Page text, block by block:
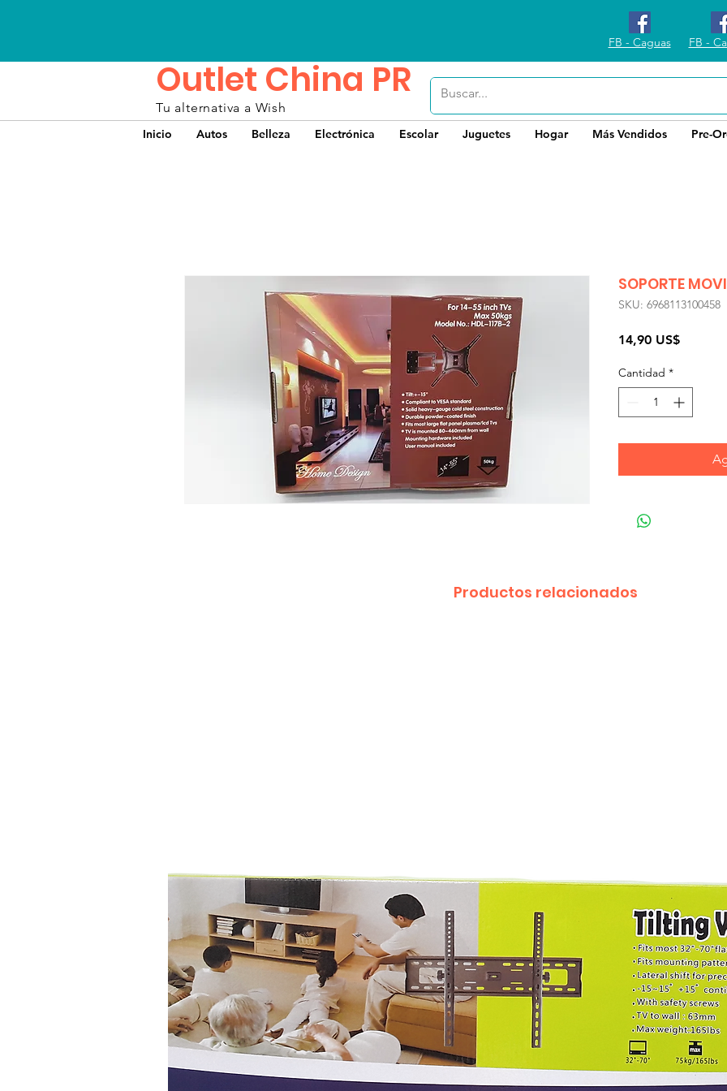
FB - Caguas FB -
Outlet China PR
Tu alternativa a Wish
Inicio Autos Belleza Electrónica Escolar Juguetes Hogar Más Vendidos Pre-
SOPORTE
SKU: 6968113100458
14,90 US$Precio
Cantidad *
Productos relacionados